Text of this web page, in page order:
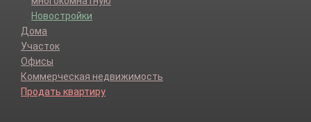
Новостройки
Дома
Участок
Офисы
Коммерческая недвижимость
Продать квартиру